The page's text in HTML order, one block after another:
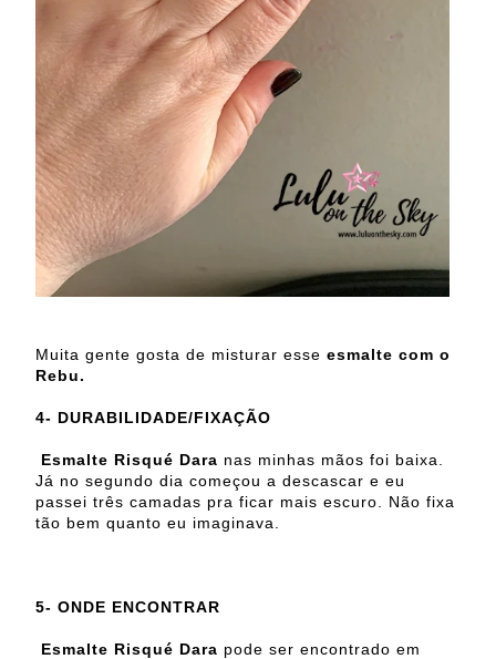
Muita gente gosta de misturar esse esmalte com o
Rebu.
4- DURABILIDADE/FIXAÇÃO
Esmalte Risqué Dara nas minhas mãos foi baixa.
Já no segundo dia começou a descascar e eu
passei três camadas pra ficar mais escuro. Não fixa
tão bem quanto eu imaginava.
5- ONDE ENCONTRAR
Esmalte Risqué Dara pode ser encontrado em